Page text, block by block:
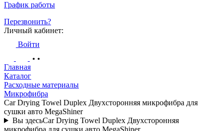
График работы
Перезвонить?
Личный кабинет:
Войти
Главная
Каталог
Расходные материалы
Микрофибра
Car Drying Towel Duplex Двухсторонняя микрофибра для
сушки авто MegaShiner
Вы здесьCar Drying Towel Duplex Двухсторонняя
микрофибра для сушки авто MegaShiner